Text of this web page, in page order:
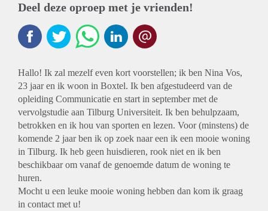
Deel deze oproep met je vrienden!
Hallo! Ik zal mezelf even kort voorstellen; ik ben Nina Vos,
23 jaar en ik woon in Boxtel. Ik ben afgestudeerd van de
opleiding Communicatie en start in september met de
vervolgstudie aan Tilburg Universiteit. Ik ben behulpzaam,
betrokken en ik hou van sporten en lezen. Voor (minstens) de
komende 2 jaar ben ik op zoek naar een ik een mooie woning
in Tilburg. Ik heb geen huisdieren, rook niet en ik ben
beschikbaar om vanaf de genoemde datum de woning te
huren.
Mocht u een leuke mooie woning hebben dan kom ik graag
in contact met u!